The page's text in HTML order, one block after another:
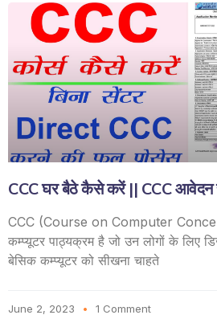
CCC घर बैठे कैसे करें || CCC
CCC (Course on Computer
कम्प्यूटर पाठ्यक्रम है जो उन लोगों के लिए
बेसिक कम्प्यूटर को सीखना चाहते
June 2, 2023 1 Comment